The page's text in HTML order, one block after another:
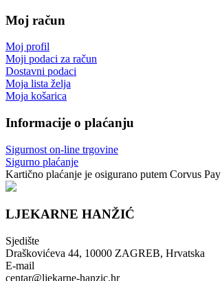
Moj račun
Moj profil
Moji podaci za račun
Dostavni podaci
Moja lista želja
Moja košarica
Informacije o plaćanju
Sigurnost on-line trgovine
Sigurno plaćanje
Kartično plaćanje je osigurano putem Corvus
LJEKARNE HANŽIĆ
Sjedište
Draškovićeva 44, 10000 ZAGREB, Hrvatska
E-mail
centar@ljekarne-hanzic.hr